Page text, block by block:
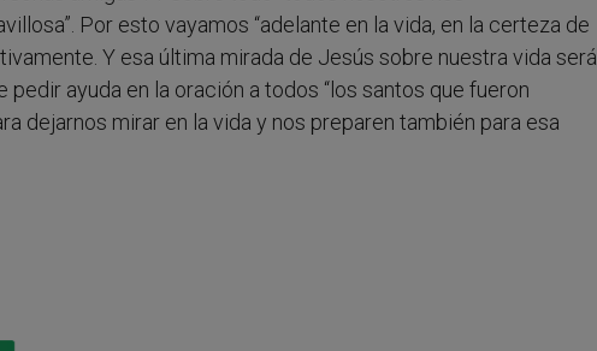
Por esto vayamos “adelante en la vida, en la certeza de
Y esa última mirada de Jesús sobre nuestra vida será
ayuda en la oración a todos “los santos que fueron
dejarnos mirar en la vida y nos preparen también para esa